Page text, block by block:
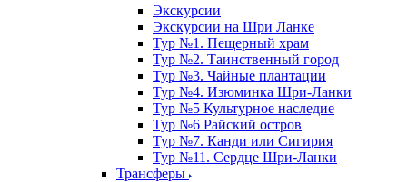
Экскурсии
Экскурсии на Шри Ланке
Тур №1. Пещерный храм
Тур №2. Таинственный город
Тур №3. Чайные плантации
Тур №4. Изюминка Шри-Ланки
Тур №5 Культурное наследие
Тур №6 Райский остров
Тур №7. Канди или Сигирия
Тур №11. Сердце Шри-Ланки
Трансферы